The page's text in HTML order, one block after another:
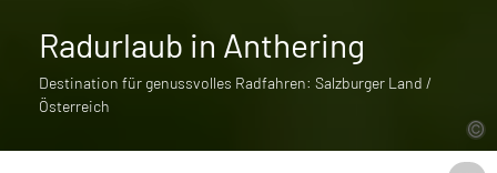
Radurlaub in Anthering
Destination für genussvolles Radfahren: Salzburger Land /
Österreich